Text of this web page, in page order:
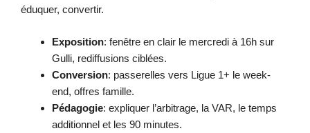
éduquer, convertir.
Exposition: fenêtre en clair le mercredi à 16h sur
Gulli, rediffusions ciblées.
Conversion: passerelles vers Ligue 1+ le week-
end, offres famille.
Pédagogie: expliquer l’arbitrage, la VAR, le temps
additionnel et les 90 minutes.